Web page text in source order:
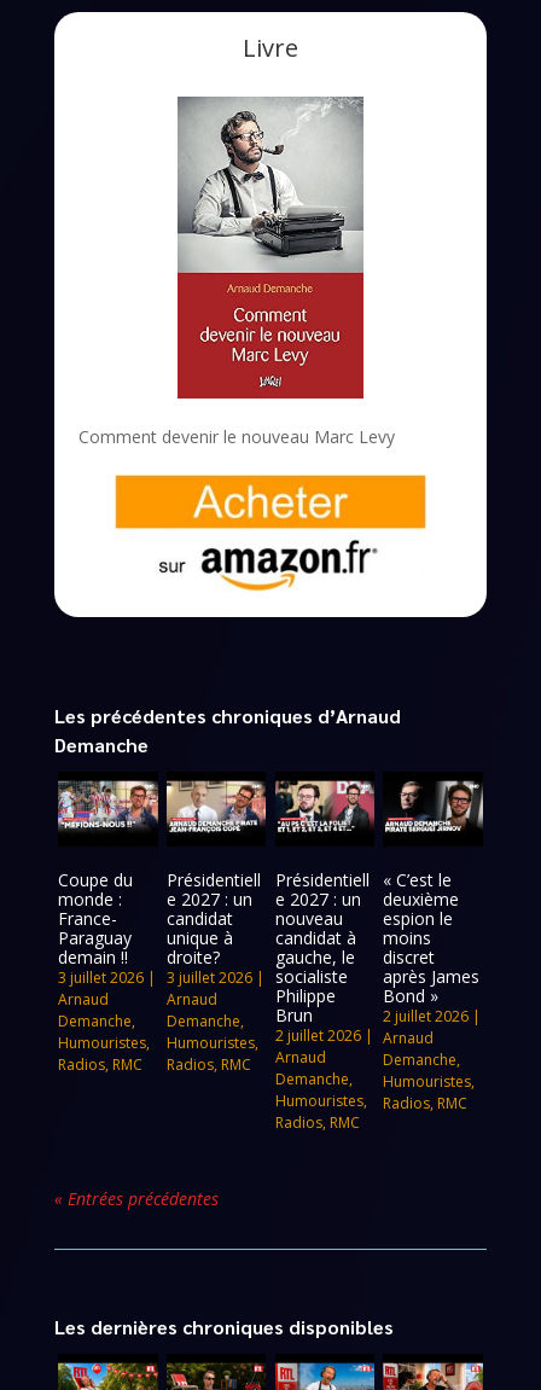
Livre
Comment devenir le nouveau Marc Levy
Les précédentes chroniques d’Arnaud
Demanche
Coupe du
monde :
France-
Paraguay
demain !!
3 juillet 2026 |
Arnaud
Demanche,
Humouristes,
Radios, RMC
Présidentiell
e 2027 : un
candidat
unique à
droite?
3 juillet 2026|
Arnaud
Demanche,
Humouristes,
Radios, RMC
Présidentiell
e 2027 : un
nouveau
candidat à
gauche, le
socialiste
Philippe
Brun
2 juillet 2026|
Arnaud
Demanche,
Humouristes,
Radios, RMC
« C’est le
deuxième
espion le
moins
discret
après James
Bond »
2 juillet 2026 |
Arnaud
Demanche,
Humouristes,
Radios, RMC
« Entrées précédentes
Les dernières chroniques disponibles